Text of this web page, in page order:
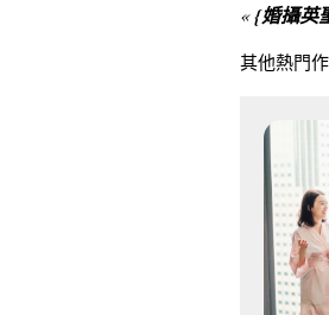
« {婚攝英
其他熱門